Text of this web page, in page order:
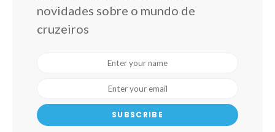
novidades sobre o mundo de
cruzeiros
SUBSCRIBE